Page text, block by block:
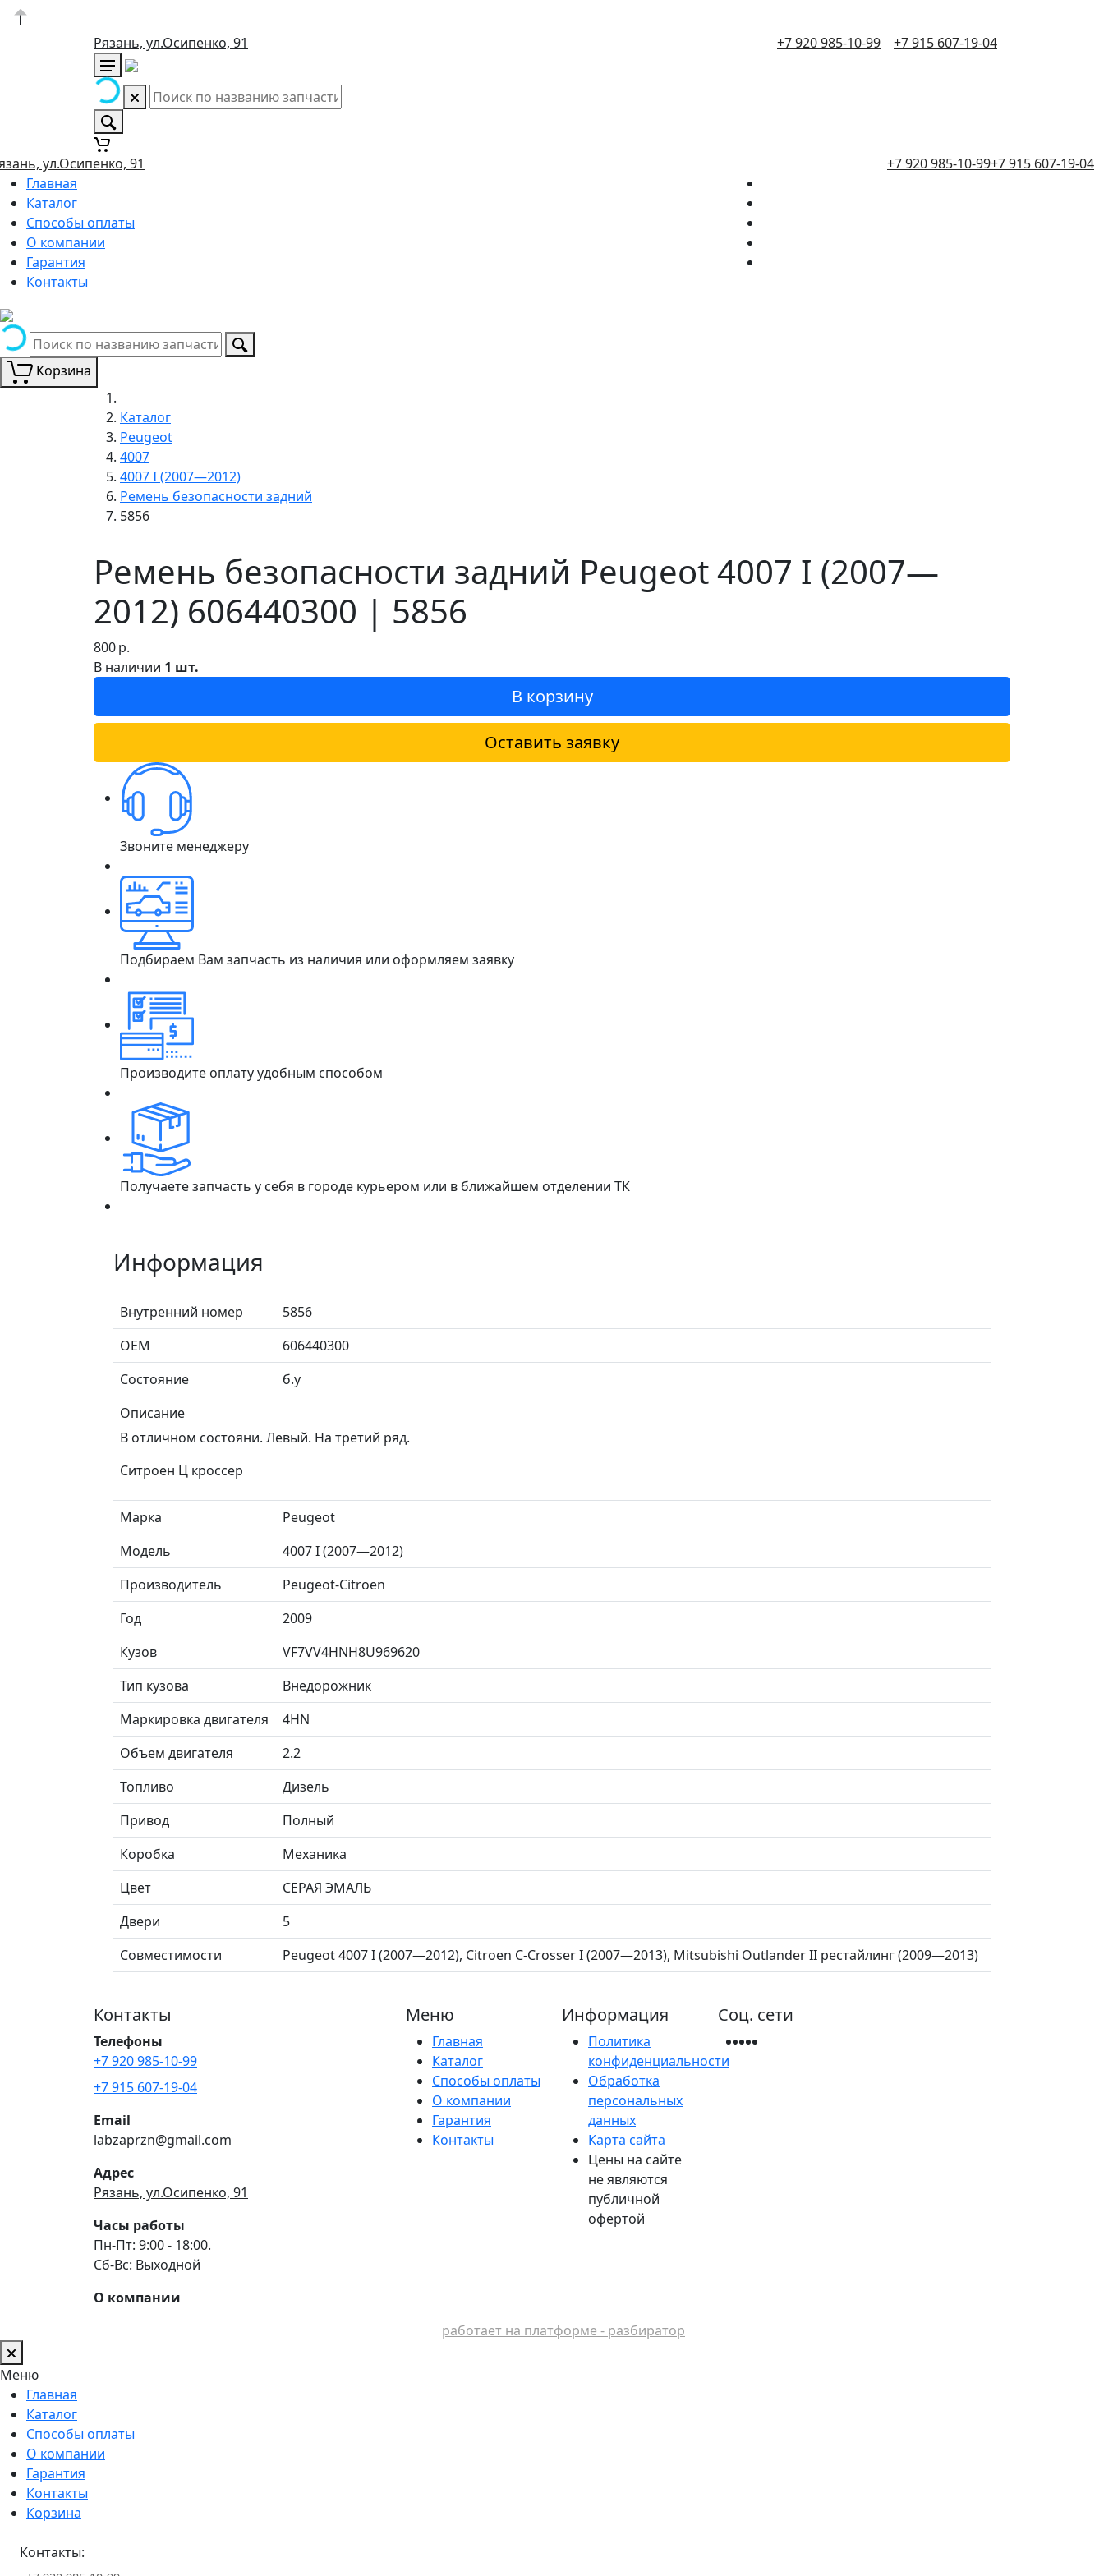
Рязань, ул.Осипенко, 91 +7 920 985-10-99 +7 915 607-19-04
ул.Осипенко, 91 +7 920 985-10-99+7 915 607-19-04
Главная
Каталог
Способы оплаты
О компании
Гарантия
Контакты
Корзина
Каталог
Peugeot
4007
4007 I (2007—2012)
Ремень безопасности задний
5856
Ремень безопасности задний Peugeot 4007 I (2007—
2012) 606440300 | 5856
800р.
В наличии 1 шт.
В корзину
Оставить заявку
Звоните менеджеру
Подбираем Вам запчасть из наличия или оформляем заявку
Производите оплату удобным способом
Получаете запчасть у себя в городе курьером или в ближайшем отделении ТК
Информация
Внутренний номер
5856
ОЕМ
606440300
Состояние
б.у
Описание
В отличном состояни. Левый. На третий ряд.
Ситроен Ц кроссер
Марка
Peugeot
Модель
4007 I (2007—2012)
Производитель
Peugeot-Citroen
Год
2009
Кузов
VF7VV4HNH8U969620
Тип кузова
Внедорожник
Маркировка двигателя
4HN
Объем двигателя
2.2
Топливо
Дизель
Привод
Полный
Коробка
Механика
Цвет
СЕРАЯ ЭМАЛЬ
Двери
5
Совместимости
Peugeot 4007 I (2007—2012), Citroen C-Crosser I (2007—2013), Mitsubishi Outlander II рестайлинг (2009—2013)
Контакты
Телефоны
+7 920 985-10-99
+7 915 607-19-04
Email
labzaprzn@gmail.com
Адрес
Рязань, ул.Осипенко, 91
Часы работы
Пн-Пт: 9:00 - 18:00.
Сб-Вс: Выходной
О компании
Меню
Главная
Каталог
Способы оплаты
О компании
Гарантия
Контакты
Информация
Политика
конфиденциальности
Обработка
персональных
данных
Карта сайта
Цены на сайте
не являются
публичной
офертой
Соц. сети
работает на платформе - разбиратор
Меню
Главная
Каталог
Способы оплаты
О компании
Гарантия
Контакты
Корзина
Контакты: